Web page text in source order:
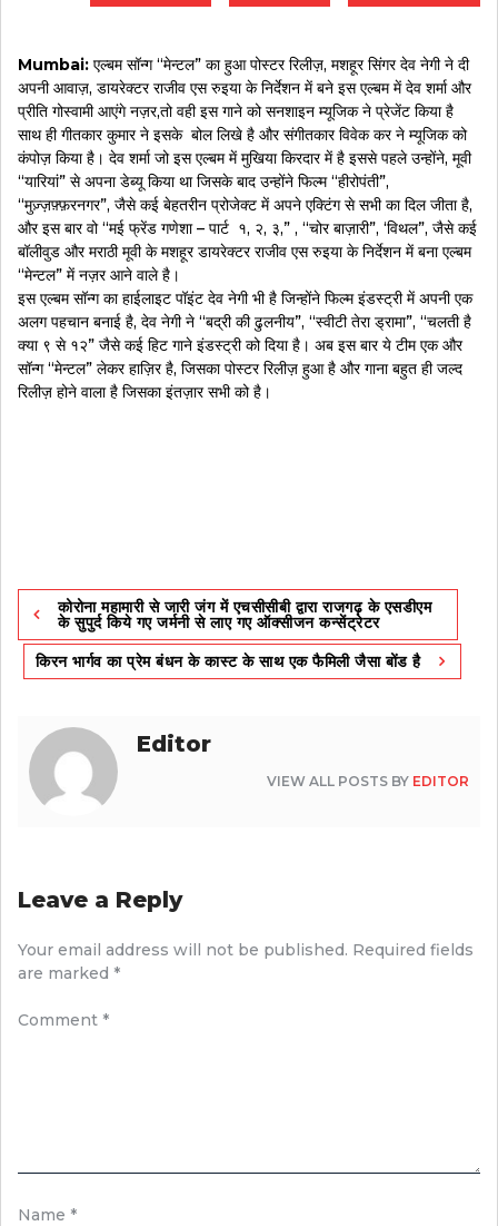
Mumbai: एल्बम सॉन्ग “मेन्टल” का हुआ पोस्टर रिलीज़, मशहूर सिंगर देव नेगी ने दी
अपनी आवाज़, डायरेक्टर राजीव एस रुइया के निर्देशन में बने इस एल्बम में देव शर्मा और
प्रीति गोस्वामी आएंगे नज़र,तो वही इस गाने को सनशाइन म्यूजिक ने प्रेजेंट किया है
साथ ही गीतकार कुमार ने इसके बोल लिखे है और संगीतकार विवेक कर ने म्यूजिक को
कंपोज़ किया है। देव शर्मा जो इस एल्बम में मुखिया किरदार में है इससे पहले उन्होंने, मूवी
“यारियां” से अपना डेब्यू किया था जिसके बाद उन्होंने फिल्म “हीरोपंती”,
“मुज़्ज़फ़्फ़रनगर”, जैसे कई बेहतरीन प्रोजेक्ट में अपने एक्टिंग से सभी का दिल जीता है,
और इस बार वो “मई फ्रेंड गणेशा – पार्ट १, २, ३,” , “चोर बाज़ारी”, ‘विथल”, जैसे कई
बॉलीवुड और मराठी मूवी के मशहूर डायरेक्टर राजीव एस रुइया के निर्देशन में बना एल्बम
“मेन्टल” में नज़र आने वाले है।
इस एल्बम सॉन्ग का हाईलाइट पॉइंट देव नेगी भी है जिन्होंने फिल्म इंडस्ट्री में अपनी एक
अलग पहचान बनाई है, देव नेगी ने “बद्री की ढुलनीय”, “स्वीटी तेरा ड्रामा”, “चलती है
क्या ९ से १२” जैसे कई हिट गाने इंडस्ट्री को दिया है। अब इस बार ये टीम एक और
सॉन्ग “मेन्टल” लेकर हाज़िर है, जिसका पोस्टर रिलीज़ हुआ है और गाना बहुत ही जल्द
रिलीज़ होने वाला है जिसका इंतज़ार सभी को है।
Post
navigation
कोरोना महामारी से जारी जंग में एचसीसीबी द्वारा राजगढ़ के एसडीएम
के सुपुर्द किये गए जर्मनी से लाए गए ऑक्सीजन कन्सेंट्रेटर
किरन भार्गव का प्रेम बंधन के कास्ट के साथ एक फैमिली जैसा बोंड है
Editor
VIEW ALL POSTS BY EDITOR
Leave a Reply
Your email address will not be published. Required fields
are marked *
Comment *
Name *